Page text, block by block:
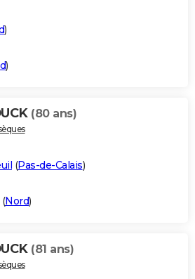
)
)
(80 ans)
(Pas-de-Calais)
(Nord)
(81 ans)